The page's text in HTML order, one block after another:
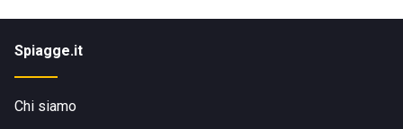
Spiagge.it
Chi siamo